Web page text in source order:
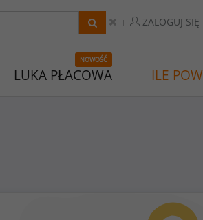
ZALOGUJ SIĘ
NOWOŚĆ
LUKA PŁACOWA ILE